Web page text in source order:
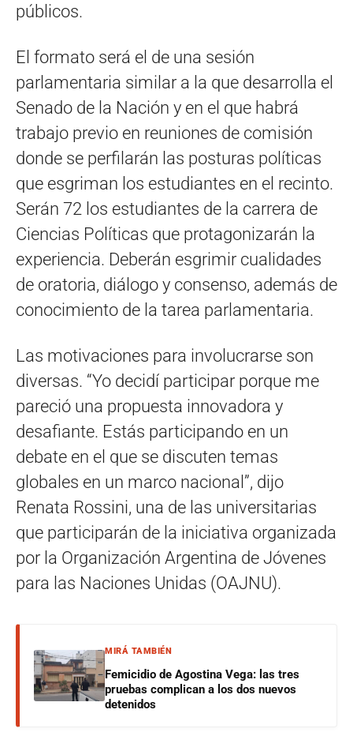
públicos.
El formato será el de una sesión
parlamentaria similar a la que desarrolla el
Senado de la Nación y en el que habrá
trabajo previo en reuniones de comisión
donde se perfilarán las posturas políticas
que esgriman los estudiantes en el recinto.
Serán 72 los estudiantes de la carrera de
Ciencias Políticas que protagonizarán la
experiencia. Deberán esgrimir cualidades
de oratoria, diálogo y consenso, además de
conocimiento de la tarea parlamentaria.
Las motivaciones para involucrarse son
diversas. “Yo decidí participar porque me
pareció una propuesta innovadora y
desafiante. Estás participando en un
debate en el que se discuten temas
globales en un marco nacional”, dijo
Renata Rossini, una de las universitarias
que participarán de la iniciativa organizada
por la Organización Argentina de Jóvenes
para las Naciones Unidas (OAJNU).
MIRÁ TAMBIÉN
Femicidio de Agostina Vega: las tres
pruebas complican a los dos nuevos
detenidos